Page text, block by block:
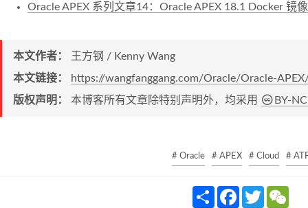
Oracle APEX 系列文章14：Oracle APEX 18.1 Docker 镜像
本文作者：
王方钢 / Kenny Wang
本文链接：
https://wangfanggang.com/Oracle/Oracle-
版权声明： 本博客所有文章除特别声明外，均采用 BY-
# Oracle # APEX # Cloud #
S
F
T
w